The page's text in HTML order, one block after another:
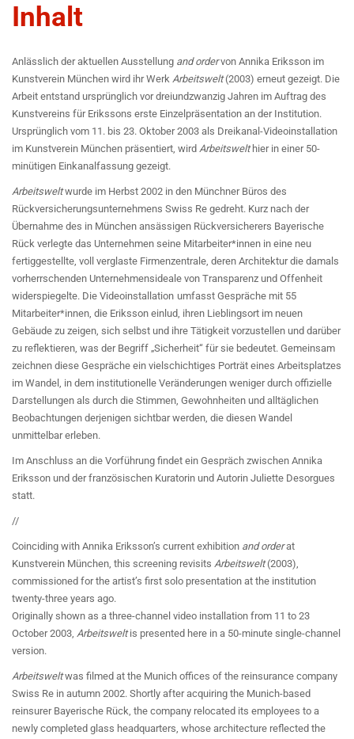
Inhalt
Anlässlich der aktuellen Ausstellung and ordervon Annika Eriksson im
Kunstverein München wird ihr Werk Arbeitswelt(2003) erneut gezeigt. Die
Arbeit entstand ursprünglich vor dreiundzwanzig Jahren im Auftrag des
Kunstvereins für Erikssons erste Einzelpräsentation an der Institution.
Ursprünglich vom 11. bis 23. Oktober 2003 als Dreikanal-Videoinstallation
im Kunstverein München präsentiert, wird Arbeitswelthier in einer 50-
minütigen Einkanalfassung gezeigt.
Arbeitsweltwurde im Herbst 2002 in den Münchner Büros des
Rückversicherungsunternehmens Swiss Re gedreht. Kurz nach der
Übernahme des in München ansässigen Rückversicherers Bayerische
Rück verlegte das Unternehmen seine Mitarbeiter*innen in eine neu
fertiggestellte, voll verglaste Firmenzentrale, deren Architektur die damals
vorherrschenden Unternehmensideale von Transparenz und Offenheit
widerspiegelte. Die Videoinstallation umfasst Gespräche mit 55
Mitarbeiter*innen, die Eriksson einlud, ihren Lieblingsort im neuen
Gebäude zu zeigen, sich selbst und ihre Tätigkeit vorzustellen und darüber
zu reflektieren, was der Begriff „Sicherheit“ für sie bedeutet. Gemeinsam
zeichnen diese Gespräche ein vielschichtiges Porträt eines Arbeitsplatzes
im Wandel, in dem institutionelle Veränderungen weniger durch offizielle
Darstellungen als durch die Stimmen, Gewohnheiten und alltäglichen
Beobachtungen derjenigen sichtbar werden, die diesen Wandel
unmittelbar erleben.
Im Anschluss an die Vorführung findet ein Gespräch zwischen Annika
Eriksson und der französischen Kuratorin und Autorin Juliette Desorgues
statt.
//
Coinciding with Annika Eriksson’s current exhibition and orderat
Kunstverein München, this screening revisits Arbeitswelt(2003),
commissioned for the artist’s first solo presentation at the institution
twenty-three years ago.
Originally shown as a three-channel video installation from 11 to 23
October 2003, Arbeitsweltis presented here in a 50-minute single-channel
version.
Arbeitsweltwas filmed at the Munich offices of the reinsurance company
Swiss Re in autumn 2002. Shortly after acquiring the Munich-based
reinsurer Bayerische Rück, the company relocated its employees to a
newly completed glass headquarters, whose architecture reflected the